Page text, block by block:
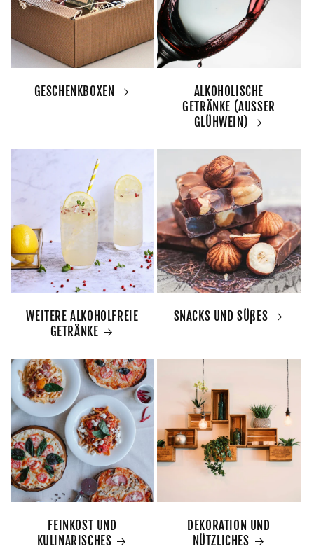
GESCHENKBOXEN
ALKOHOLISCHE
GETRÄNKE (AUSSER
GLÜHWEIN)
WEITERE ALKOHOLFREIE
GETRÄNKE
SNACKS UND SÜßES
FEINKOST UND
KULINARISCHES
DEKORATION UND
NÜTZLICHES